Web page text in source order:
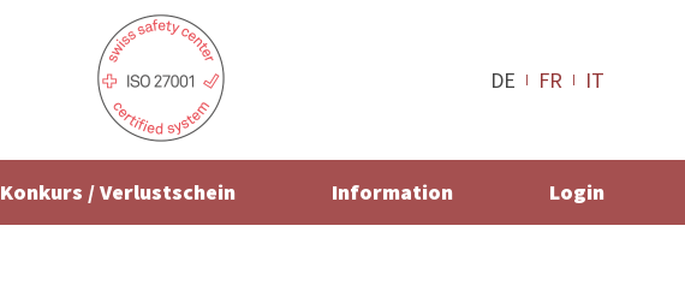
DE FR IT
Konkurs / Verlustschein Information Login